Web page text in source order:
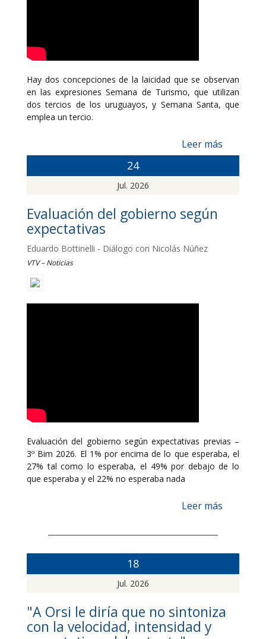
Hay dos concepciones de la laicidad que se observan
en las expresiones Semana de Turismo, que utilizan
dos tercios de los uruguayos, y Semana Santa, que
emplea un tercio.
Leer más
24
Jul. 2026
Evaluación del gobierno según
expectativas
Eduardo Bottinelli - Diálogo con Nicolás Núñez
VTV – Noticias
Evaluación del gobierno según expectativas previas –
3º Bim 2026. El 1% por encima de lo que esperaba, el
27% tal como lo esperaba, el 49% por debajo de lo
que esperaba y el 22% no esperaba nada
Leer más
18
Jul. 2026
"A Orsi le diría que no sintoniza
con la velocidad, intensidad y